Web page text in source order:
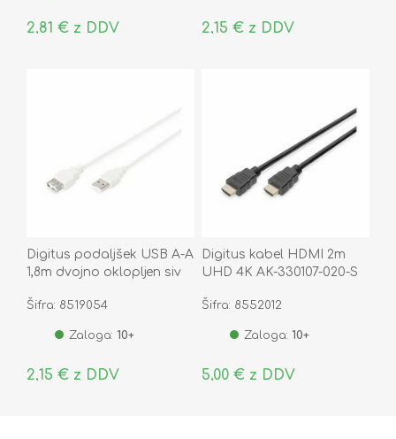
2,81 € z DDV 2,15 € z DDV
Digitus podaljšek USB A-A
1,8m dvojno oklopljen siv
Šifra: 8519054
Zaloga: 10+
2,15 € z DDV
Digitus kabel HDMI 2m
UHD 4K AK-330107-020-S
Šifra: 8552012
Zaloga: 10+
5,00 € z DDV